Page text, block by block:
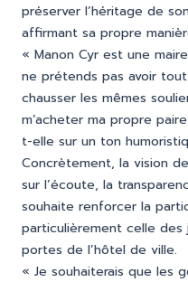
préserver l’héritage de
affirmant sa propre
« Manon Cyr est une
ne prétends pas avoir
chausser les mêmes
m’acheter ma propre
t-elle sur un ton
Concrètement, la vision
sur l’écoute, la
souhaite renforcer la
particulièrement celle
portes de l’hôtel de ville.
« Je souhaiterais que les